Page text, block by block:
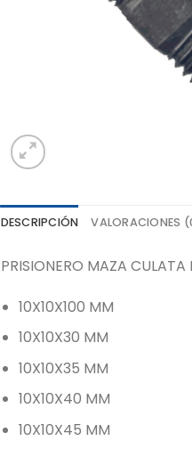
DESCRIPCIÓN VALORACIONES
PRISIONERO MAZA
10X10X100 MM
10X10X30 MM
10X10X35 MM
10X10X40 MM
10X10X45 MM